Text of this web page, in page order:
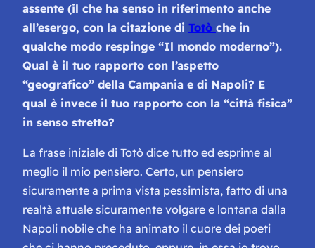
assente (il che ha senso in riferimento anche
all’esergo, con la citazione di Totò che in
qualche modo respinge “Il mondo moderno”).
Qual è il tuo rapporto con l’aspetto
“geografico” della Campania e di Napoli? E
qual è invece il tuo rapporto con la “città fisica”
in senso stretto?
La frase iniziale di Totò dice tutto ed esprime al
meglio il mio pensiero. Certo, un pensiero
sicuramente a prima vista pessimista, fatto di una
realtà attuale sicuramente volgare e lontana dalla
Napoli nobile che ha animato il cuore dei poeti